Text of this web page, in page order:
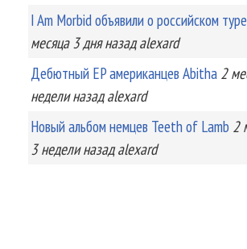
I Am Morbid объявили о российском
месяца 3 дняназад alexard
Дебютный EP американцев Abitha 2
неделиназад alexard
Новый альбом немцев Teeth of Lamb 2
3 неделиназад alexard